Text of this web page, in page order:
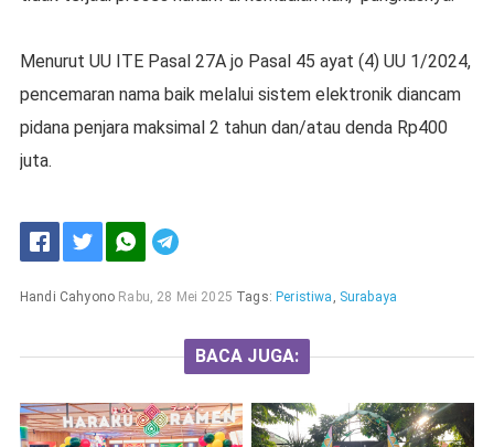
Menurut UU ITE Pasal 27A jo Pasal 45 ayat (4) UU 1/2024,
pencemaran nama baik melalui sistem elektronik diancam
pidana penjara maksimal 2 tahun dan/atau denda Rp400
juta.
Handi Cahyono Rabu, 28 Mei 2025 Tags: Peristiwa , Surabaya
BACA JUGA: